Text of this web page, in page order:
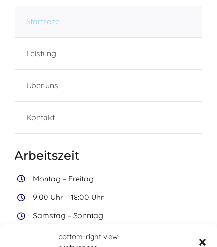
bottom-right view-
Startseite
Leistung
Über uns
Kontakt
Arbeitszeit
Montag – Freitag
9:00 Uhr – 18:00 Uhr
Samstag – Sonntag